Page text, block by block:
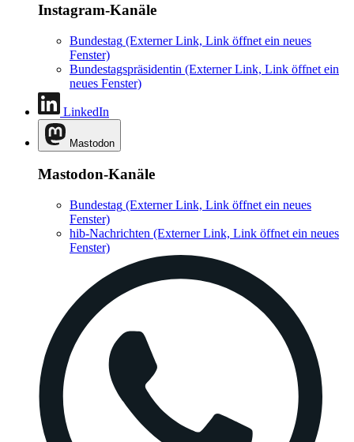
Instagram-Kanäle
Bundestag (Externer Link, Link öffnet ein neues
Fenster)
Bundestagspräsidentin (Externer Link, Link öffnet ein
neues Fenster)
LinkedIn
Mastodon
Mastodon-Kanäle
Bundestag (Externer Link, Link öffnet ein neues
Fenster)
hib-Nachrichten (Externer Link, Link öffnet ein neues
Fenster)